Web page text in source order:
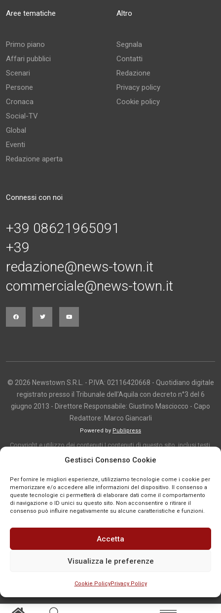
Gestisci Consenso Cookie
Per fornire le migliori esperienze, utilizziamo tecnologie come i cookie per
memorizzare e/o accedere alle informazioni del dispositivo. Il consenso a
queste tecnologie ci permetterà di elaborare dati come il comportamento
di navigazione o ID unici su questo sito. Non acconsentire o ritirare il
consenso può influire negativamente su alcune caratteristiche e funzioni.
Accetta
Visualizza le preferenze
Cookie PolicyPrivacy Policy
Aree tematiche
Primo piano
Affari pubblici
Scenari
Persone
Cronaca
Social-TV
Global
Eventi
Redazione aperta
Altro
Segnala
Contatti
Redazione
Privacy policy
Cookie policy
Connessi con noi
+39 08621965091
+39
redazione@news-town.it
commerciale@news-town.it
© 2026 Newstown S.R.L. - P.IVA: 02116420668 - Quotidiano digitale
registrato presso il Tribunale dell'Aquila con decreto n°3 del 6
giugno 2013 - Direttore Responsabile: Giustino Masciocco - Capo
Redattore: Marco Giancarli
Powered by Publipress
Copyright e utilizzo dei contenuti I contenuti di questo sito, inclusi testi,
articoli, immagini, fotografie, video e grafica, sono protetti da copyright e
indicazione. La riproduzione totale o parziale dei contenuti è consentita
solo previa autorizzazione o citando chiaramente la fonte, con link diretto
alla pagina originale, quando previsto. I contenuti provenienti da terze
parti sono pubblicati a fini informativi e restano di proprietà dei legittimi
titolari dei diritti. Se un contenuto viola diritti d’autore o norme vigenti, è
possibile segnalarlo per la verifica e l’eventuale rimozione tramite
comunicazione mail all'indirizzo redazione@news-town.it